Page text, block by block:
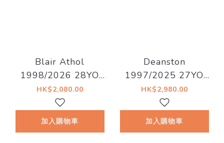
Blair Athol
1998/2026 28YO
52.8% Decadent
Drinks - Decadent
Drams
HK$2,080.00
加入購物車
Deanston
1997/2025 27YO
Refill Hogshead
50.4% Decadent
Drinks - Decadent
HK$2,980.00
加入購物車